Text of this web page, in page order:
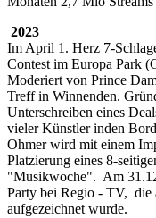
2023
Im April 1. Herz 7-
Contest im Europa Park
Moderiert von Prince
Treff in Winnenden.
Unterschreiben eines
vieler Künstler inden
Ohmer wird mit einem
Platzierung eines 8-
"Musikwoche". Am
Party bei Regio - TV, die
aufgezeichnet wurde.